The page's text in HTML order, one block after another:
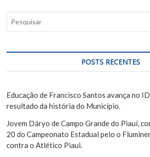
ã
o
P
o
s
t
t
:
:
POSTS RECENTES
Educação de Francisco Santos avança no
resultado da história do Município.
Jovem Dáryo de Campo Grande do Piauí,
20 do Campeonato Estadual pelo o
contra o Atlético Piaui.